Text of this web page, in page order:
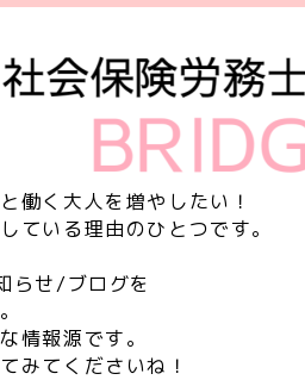
働く大人を増やしたい！
ている理由のひとつです。
らせ/ブログを
情報源です。
みてくださいね！